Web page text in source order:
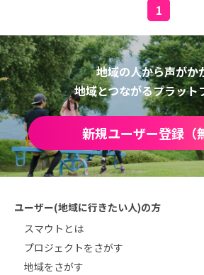
1
地域の人から声がか
地域とつながるプラット
新規ユーザー登録（
ユーザー(地域に行きたい人)の方
スマウトとは
プロジェクトをさがす
地域をさがす